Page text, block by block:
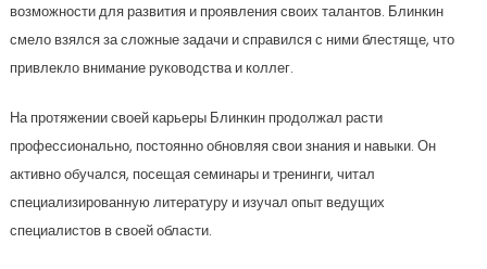
возможности для развития и проявления своих талантов. Блинкин
смело взялся за сложные задачи и справился с ними блестяще, что
привлекло внимание руководства и коллег.
На протяжении своей карьеры Блинкин продолжал расти
профессионально, постоянно обновляя свои знания и навыки. Он
активно обучался, посещая семинары и тренинги, читал
специализированную литературу и изучал опыт ведущих
специалистов в своей области.